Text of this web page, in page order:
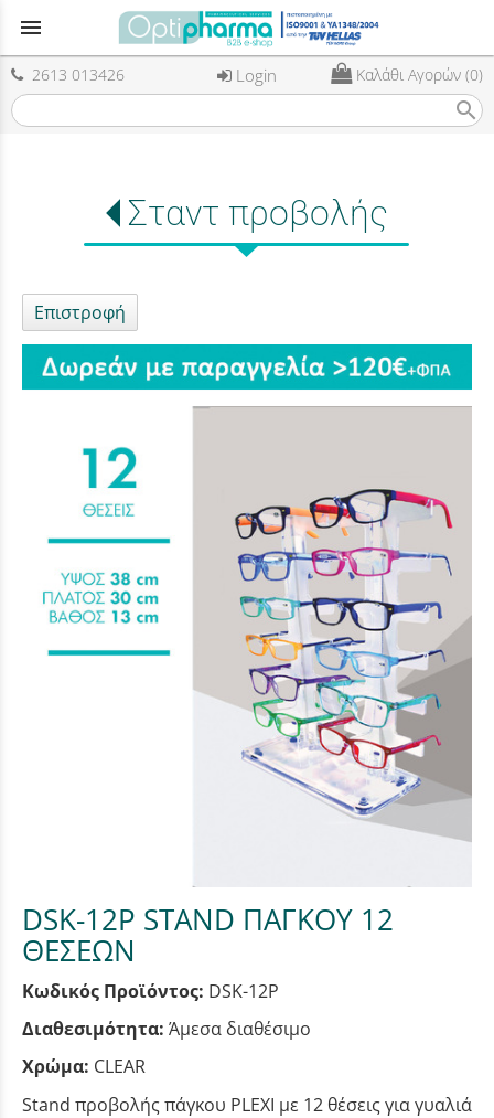
menu
2613 013426 Login Καλάθι Αγορών (0)
search
Σταντ προβολής
Επιστροφή
DSK-12P STAND ΠΑΓΚΟΥ 12
ΘΕΣΕΩΝ
Κωδικός Προϊόντος: DSK-12P
Διαθεσιμότητα: Άμεσα διαθέσιμο
Χρώμα: CLEAR
Stand προβολής πάγκου PLEXI με 12 θέσεις για γυαλιά